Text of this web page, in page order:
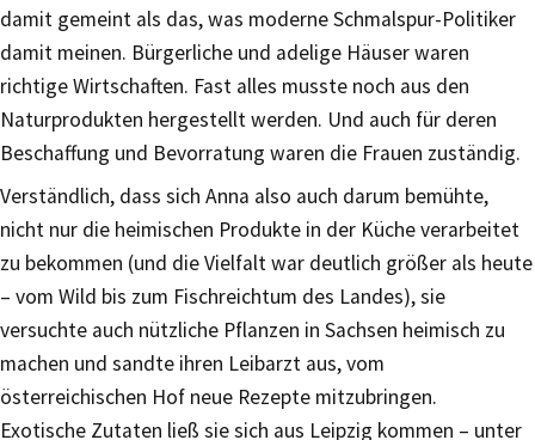
damit gemeint als das, was moderne Schmalspur-Politiker
damit meinen. Bürgerliche und adelige Häuser waren
richtige Wirtschaften. Fast alles musste noch aus den
Naturprodukten hergestellt werden. Und auch für deren
Beschaffung und Bevorratung waren die Frauen zuständig.
Verständlich, dass sich Anna also auch darum bemühte,
nicht nur die heimischen Produkte in der Küche verarbeitet
zu bekommen (und die Vielfalt war deutlich größer als heute
– vom Wild bis zum Fischreichtum des Landes), sie
versuchte auch nützliche Pflanzen in Sachsen heimisch zu
machen und sandte ihren Leibarzt aus, vom
österreichischen Hof neue Rezepte mitzubringen.
Exotische Zutaten ließ sie sich aus Leipzig kommen – unter